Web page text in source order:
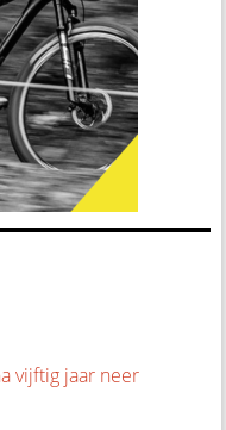
vijftig jaar neer